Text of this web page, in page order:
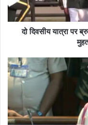
दो दिवसीय यात्रा पर